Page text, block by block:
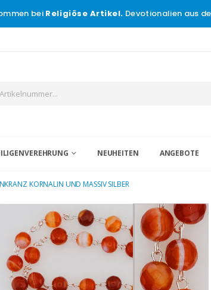
bei Religiöse Artikel. Devotionalien aus
NEUHEITEN ANGEBOTE
KORNALIN UND MASSIV SILBER